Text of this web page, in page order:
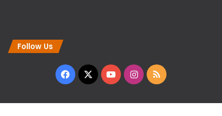
Follow Us
Facebook
X YouTubeInstagram
RSS